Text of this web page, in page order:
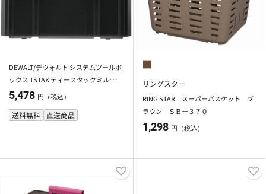
DEWALT/デウォルト システムツールボ
ックス TSTAK ティースタックミルクボ
ックス DWST17809
5,478 円（税込）
送料無料 直送商品
リングスター
RING STAR スーパーバスケット ブ
ラウン ＳＢー３７０
1,298 円（税込）